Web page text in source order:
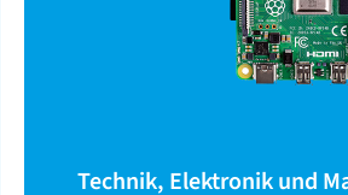
Technik, Elektronik und